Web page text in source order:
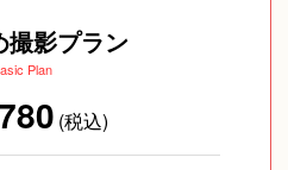
撮影プラン
Plan
(税込)